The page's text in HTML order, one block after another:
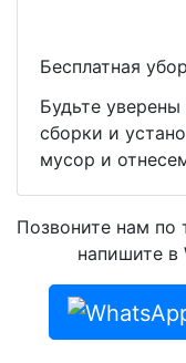
Бесплатная
Будьте
сборки и
мусор и
Позвоните нам по
напишите в